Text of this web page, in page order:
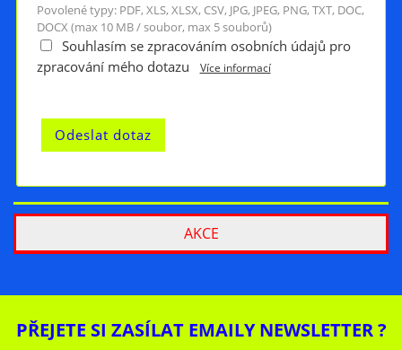
Povolené typy: PDF, XLS, XLSX, CSV, JPG, JPEG, PNG, TXT, DOC,
DOCX (max 10 MB / soubor, max 5 souborů)
Souhlasím se zpracováním osobních údajů pro
zpracování mého dotazu
Více informací
AKCE
PŘEJETE SI ZASÍLAT EMAILY NEWSLETTER ?